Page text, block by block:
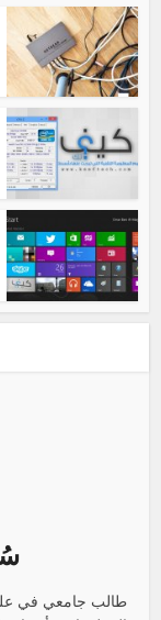
طالب جامعي في